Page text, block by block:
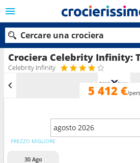
Celebrity Infinity
5 412 €/pers
agosto 2026
PREZZO MIGLIORE
30 Ago
Cercare una crociera
Le nostre destinazioni
Porti